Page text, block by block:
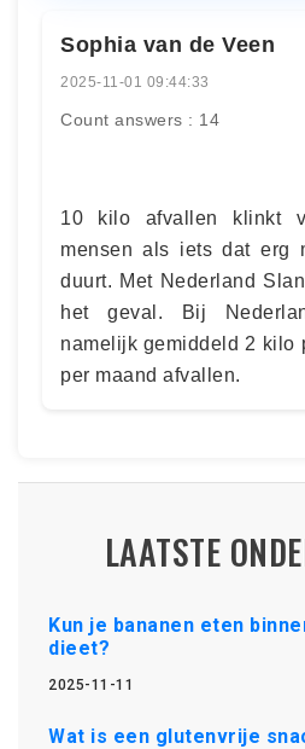
Sophia van de Veen
2025-11-01 09:44:33
Count answers : 14
10 kilo afvallen klinkt
mensen als iets dat erg
duurt. Met Nederland
het geval. Bij
namelijk gemiddeld 2 kilo
per maand afvallen.
LAATSTE
Kun je bananen eten
dieet?
2025-11-11
Wat is een glutenvrije